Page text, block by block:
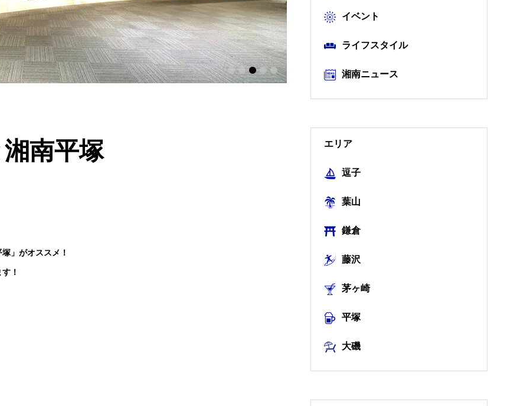
1 2 3 4 5
湘南平塚
」がオススメ！
！
イベント
ライフスタイル
湘南ニュース
エリア
逗子
葉山
鎌倉
藤沢
茅ヶ崎
平塚
大磯